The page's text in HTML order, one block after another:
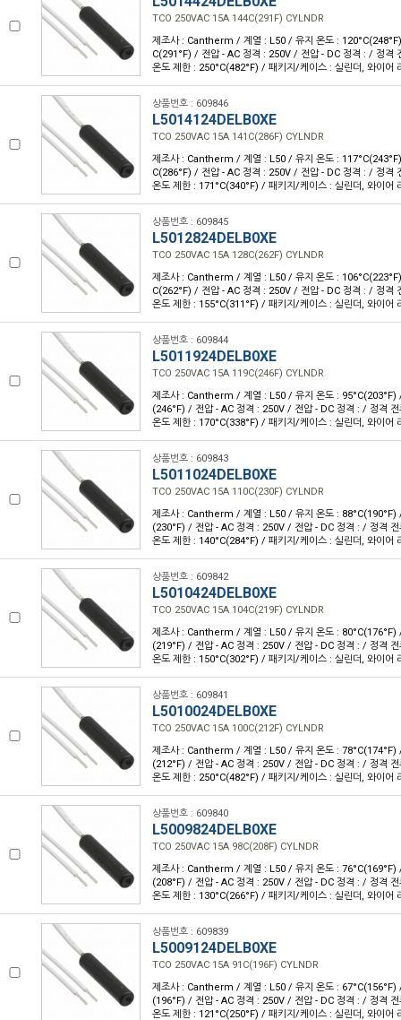
TCO 250VAC 15A 144C(291F) CYLNDR
제조사 : Cantherm / 계열 : L50 / 유지 온도 :
C(291°F) / 전압 - AC 정격 : 250V / 전압 - DC 정격 : / 정격
온도 제한 : 250°C(482°F) / 패키지/케이스 : 실린더, 와이어
상품번호 : 609846
L5014124DELB0XE
TCO 250VAC 15A 141C(286F) CYLNDR
제조사 : Cantherm / 계열 : L50 / 유지 온도 :
C(286°F) / 전압 - AC 정격 : 250V / 전압 - DC 정격 : / 정격
온도 제한 : 171°C(340°F) / 패키지/케이스 : 실린더, 와이어
상품번호 : 609845
L5012824DELB0XE
TCO 250VAC 15A 128C(262F) CYLNDR
제조사 : Cantherm / 계열 : L50 / 유지 온도 :
C(262°F) / 전압 - AC 정격 : 250V / 전압 - DC 정격 : / 정격
온도 제한 : 155°C(311°F) / 패키지/케이스 : 실린더, 와이어
상품번호 : 609844
L5011924DELB0XE
TCO 250VAC 15A 119C(246F) CYLNDR
제조사 : Cantherm / 계열 : L50 / 유지 온도 : 95°C(203°F)
(246°F) / 전압 - AC 정격 : 250V / 전압 - DC 정격 : / 정격
온도 제한 : 170°C(338°F) / 패키지/케이스 : 실린더, 와이어
상품번호 : 609843
L5011024DELB0XE
TCO 250VAC 15A 110C(230F) CYLNDR
제조사 : Cantherm / 계열 : L50 / 유지 온도 : 88°C(190°F)
(230°F) / 전압 - AC 정격 : 250V / 전압 - DC 정격 : / 정격
온도 제한 : 140°C(284°F) / 패키지/케이스 : 실린더, 와이어
상품번호 : 609842
L5010424DELB0XE
TCO 250VAC 15A 104C(219F) CYLNDR
제조사 : Cantherm / 계열 : L50 / 유지 온도 : 80°C(176°F)
(219°F) / 전압 - AC 정격 : 250V / 전압 - DC 정격 : / 정격
온도 제한 : 150°C(302°F) / 패키지/케이스 : 실린더, 와이어
상품번호 : 609841
L5010024DELB0XE
TCO 250VAC 15A 100C(212F) CYLNDR
제조사 : Cantherm / 계열 : L50 / 유지 온도 : 78°C(174°F)
(212°F) / 전압 - AC 정격 : 250V / 전압 - DC 정격 : / 정격
온도 제한 : 250°C(482°F) / 패키지/케이스 : 실린더, 와이어
상품번호 : 609840
L5009824DELB0XE
TCO 250VAC 15A 98C(208F) CYLNDR
제조사 : Cantherm / 계열 : L50 / 유지 온도 : 76°C(169°F)
(208°F) / 전압 - AC 정격 : 250V / 전압 - DC 정격 : / 정격
온도 제한 : 130°C(266°F) / 패키지/케이스 : 실린더, 와이어
상품번호 : 609839
L5009124DELB0XE
TCO 250VAC 15A 91C(196F) CYLNDR
제조사 : Cantherm / 계열 : L50 / 유지 온도 : 67°C(156°F)
(196°F) / 전압 - AC 정격 : 250V / 전압 - DC 정격 : / 정격
온도 제한 : 121°C(250°F) / 패키지/케이스 : 실린더, 와이어